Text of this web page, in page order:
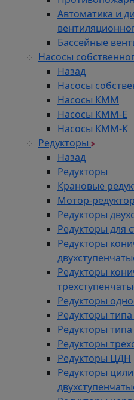
Автоматика и
Бассейные
Насосы
Назад
Насосы
Насосы КММ
Насосы КММ-Е
Насосы КММ-К
Редукторы
Назад
Редукторы
Крановые
Мотор-
Редукторы
Редукторы для
Редукторы
Редукторы
Редукторы
Редукторы
Редукторы
Редукторы
Редукторы ЦДН
Редукторы